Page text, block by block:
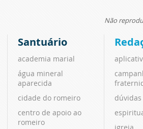
Não
Santuário
academia marial
água mineral
aparecida
cidade do romeiro
centro de apoio ao
romeiro
igreja